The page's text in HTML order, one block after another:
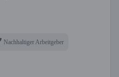
Nachhaltiger Arbeitgeber